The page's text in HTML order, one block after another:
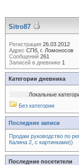
Sitro87
Регистрация 26.03.2012
Адрес СПб, г. Ломоносов
Сообщений 261
Записей в дневнике 1
Категории дневника
Локальные
Без категории
Последние записи
Продам руководство по
Калина 2, с картинками))
Последние посетители